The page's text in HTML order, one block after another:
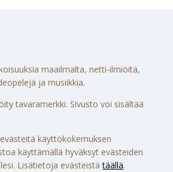
maailmalta, netti-ilmiöitä,
ja musiikkia.
tavaramerkki. Sivusto voi sisältää
käyttökokemuksen
käyttämällä hyväksyt evästeiden
Lisätietoja evästeistätäällä.